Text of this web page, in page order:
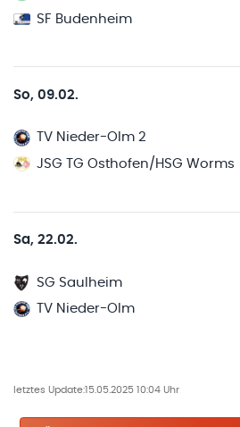
SF Budenheim
So, 09.02.
TV Nieder-Olm 2
JSG TG Osthofen/HSG Worms
Sa, 22.02.
SG Saulheim
TV Nieder-Olm
letztes Update:15.05.2025 10:04 Uhr